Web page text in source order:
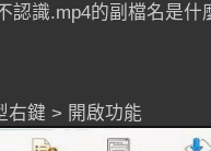
認識.mp4的副檔名是什
右鍵 > 開啟功能